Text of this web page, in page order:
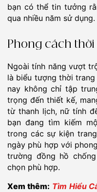
bạn có thể tin tưởng
qua nhiều năm sử dụng.
Phong cách
Ngoài tính năng vượt
là biểu tượng thời
nay không chỉ tập
trọng đến thiết kế,
từ thanh lịch, nữ tính
bạn đang tìm kiếm
trong các sự kiện
ngày phù hợp với
trường đồng hồ
chọn phù hợp.
Xem thêm: Tìm Hiểu